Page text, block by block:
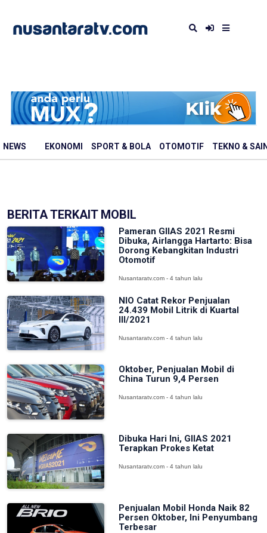
NEWS EKONOMI SPORT & BOLA OTOMOTIF TEKNO &
BERITA TERKAIT MOBIL
Pameran GIIAS 2021 Resmi
Dibuka, Airlangga Hartarto: Bisa
Dorong Kebangkitan Industri
Otomotif
Nusantaratv.com - 4 tahun lalu
NIO Catat Rekor Penjualan
24.439 Mobil Litrik di Kuartal
III/2021
Nusantaratv.com - 4 tahun lalu
Oktober, Penjualan Mobil di
China Turun 9,4 Persen
Nusantaratv.com - 4 tahun lalu
Dibuka Hari Ini, GIIAS 2021
Terapkan Prokes Ketat
Nusantaratv.com - 4 tahun lalu
Penjualan Mobil Honda Naik 82
Persen Oktober, Ini Penyumbang
Terbesar